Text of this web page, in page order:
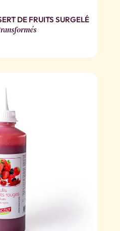
DE FRUITS SURGELÉ